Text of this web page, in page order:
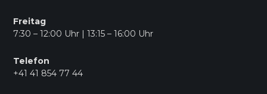
Freitag
7:30 – 12:00 Uhr | 13:15 – 16:00 Uhr
Telefon
+41 41 854 77 44